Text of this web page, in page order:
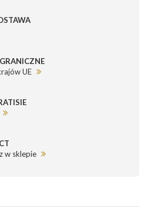
UE
w sklepie